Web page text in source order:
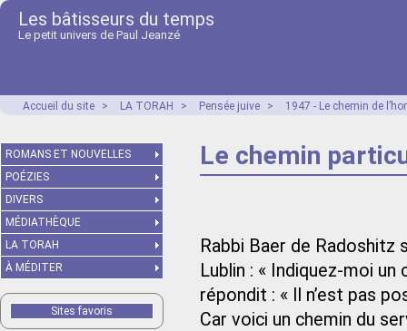
Les bâtisseurs du temps
Le petit univers de Paul Jeanzé
Accueil du site > LA TORAH > Pensée juive > 1947 - Le chemin de
Le chemin
Rabbi Baer de Radoshitz
Lublin : « Indiquez-moi
répondit : « Il n’est pas
Car voici un chemin du
ROMANS ET NOUVELLES
POÉZIES
DIVERS
MÉDIATHÈQUE
LA TORAH
À MÉDITER
Sites favoris